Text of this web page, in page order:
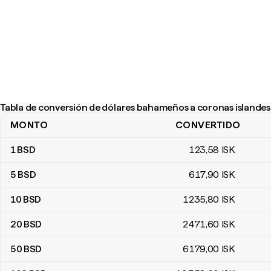
Tabla de conversión de dólares bahameños a coronas
Tabla de conversión de dólares bahameños a coronas islandesas
MONTO CONVERTIDO
1BSD 123,58 ISK
5 BSD 617,90 ISK
10 BSD 1235,80 ISK
20 BSD 2471,60 ISK
50 BSD 6179,00 ISK